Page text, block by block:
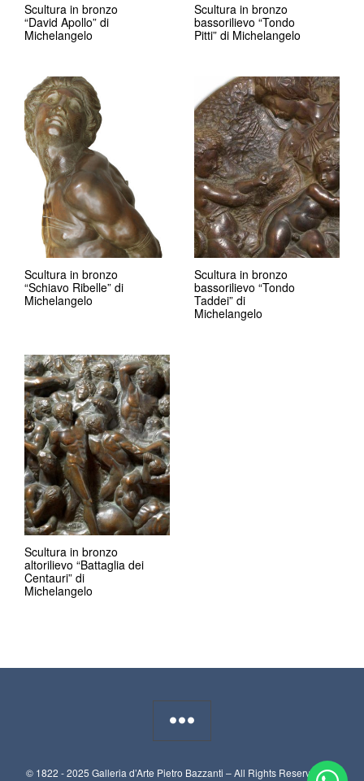
Scultura in bronzo
“David Apollo” di
Michelangelo
Scultura in bronzo
bassorilievo “Tondo
Pitti” di Michelangelo
Scultura in bronzo
“Schiavo Ribelle” di
Michelangelo
Scultura in bronzo
bassorilievo “Tondo
Taddei” di
Michelangelo
Scultura in bronzo
altorilievo “Battaglia dei
Centauri” di
Michelangelo
© 1822 - 2025 Galleria d’Arte Pietro Bazzanti – All Rights Reserved. P.I.